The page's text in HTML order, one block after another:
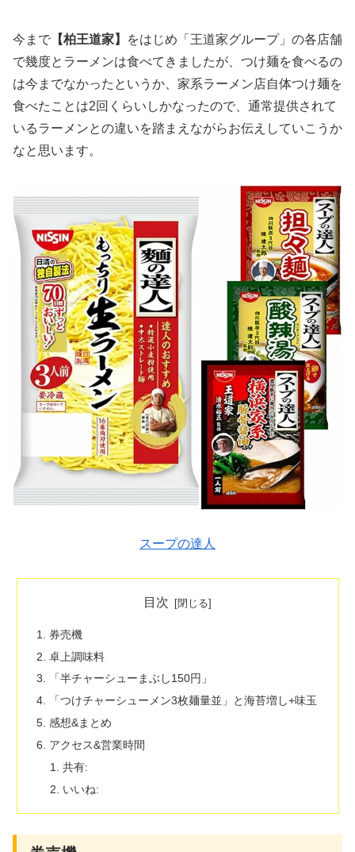
今まで 【柏王道家】
をはじめ「王道家グループ」の各店舗
で幾度とラーメンは食べてきましたが、つけ麺を食べるの
は今までなかったというか、家系ラーメン店自体つけ麺を
食べたことは2回くらいしかなったので、通常提供されて
いるラーメンとの違いを踏まえながらお伝えしていこうか
なと思います。
スープの達人
目次
券売機
卓上調味料
「半チャーシューまぶし150円」
「つけチャーシューメン3枚麺量並」と海苔増し+味玉
感想&まとめ
アクセス&営業時間
共有:
いいね: